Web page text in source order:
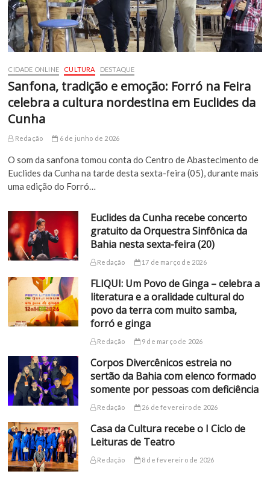
CIDADE ONLINE CULTURA DESTAQUE
Sanfona, tradição e emoção: Forró na Feira
celebra a cultura nordestina em Euclides da
Cunha
Redação 6 de junho de 2026
O som da sanfona tomou conta do Centro de Abastecimento de
Euclides da Cunha na tarde desta sexta-feira (05), durante mais
uma edição do Forró…
Euclides da Cunha recebe concerto
gratuito da Orquestra Sinfônica da
Bahia nesta sexta-feira (20)
Redação 17 de março de 2026
FLIQUI: Um Povo de Ginga – celebra a
literatura e a oralidade cultural do
povo da terra com muito samba,
forró e ginga
Redação 9 de março de 2026
Corpos Divercênicos estreia no
sertão da Bahia com elenco formado
somente por pessoas com deficiência
Redação 26 de fevereiro de 2026
Casa da Cultura recebe o I Ciclo de
Leituras de Teatro
Redação 8 de fevereiro de 2026